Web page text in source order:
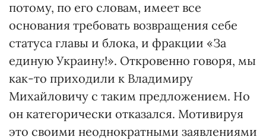
потому, по его словам, имеет все
основания требовать возвращения себе
статуса главы и блока, и фракции «За
единую Украину!». Откровенно говоря, мы
как-то приходили к Владимиру
Михайловичу с таким предложением. Но
он категорически отказался. Мотивируя
это своими неоднократными заявлениями